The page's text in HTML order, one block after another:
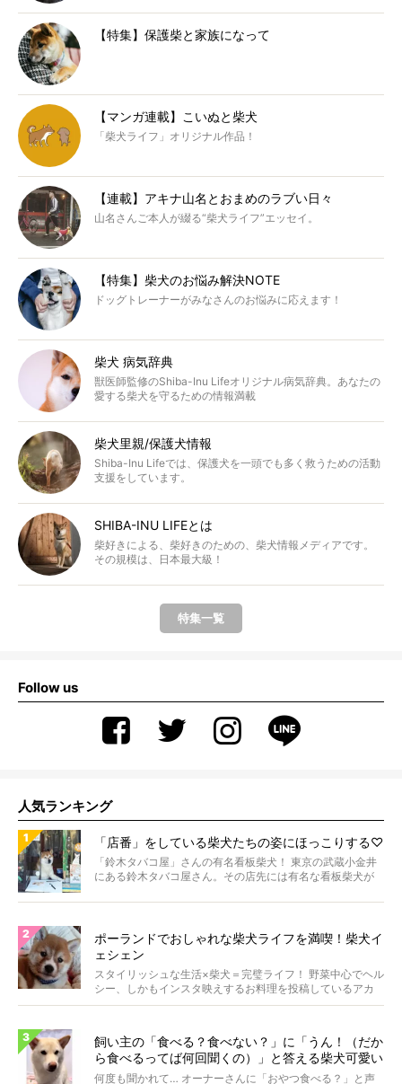
【特集】保護柴と家族になって
【マンガ連載】こいぬと柴犬
「柴犬ライフ」オリジナル作品！
【連載】アキナ山名とおまめのラブい日々
山名さんご本人が綴る“柴犬ライフ”エッセイ。
【特集】柴犬のお悩み解決NOTE
ドッグトレーナーがみなさんのお悩みに応えます！
柴犬 病気辞典
獣医師監修のShiba-Inu Lifeオリジナル病気辞典。あなたの
愛する柴犬を守るための情報満載
柴犬里親/保護犬情報
Shiba-Inu Lifeでは、保護犬を一頭でも多く救うための活動
支援をしています。
SHIBA-INU LIFEとは
柴好きによる、柴好きのための、柴犬情報メディアです。
その規模は、日本最大級！
特集一覧
Follow us
人気ランキング
「店番」をしている柴犬たちの姿にほっこりする♡
「鈴木タバコ屋」さんの有名看板柴犬！ 東京の武蔵小金井
にある鈴木タバコ屋さん。その店先には有名な看板柴犬が
ポーランドでおしゃれな柴犬ライフを満喫！柴犬イ
ェシェン
スタイリッシュな生活×柴犬＝完璧ライフ！ 野菜中心でヘル
シー、しかもインスタ映えするお料理を投稿しているアカ
ウ...
飼い主の「食べる？食べない？」に「うん！（だか
ら食べるってば何回聞くの）」と答える柴犬可愛い
【動画】
何度も聞かれて… オーナーさんに「おやつ食べる？」と声